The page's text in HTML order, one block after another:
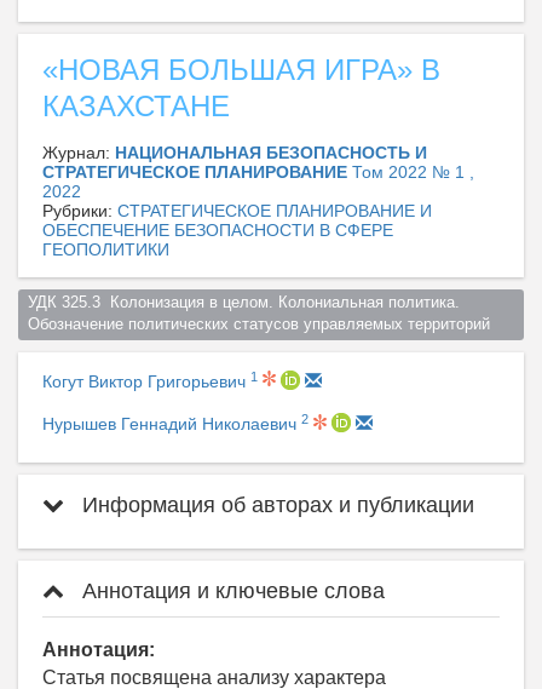
«НОВАЯ БОЛЬШАЯ ИГРА» В
КАЗАХСТАНЕ
Журнал: НАЦИОНАЛЬНАЯ БЕЗОПАСНОСТЬ И
СТРАТЕГИЧЕСКОЕ ПЛАНИРОВАНИЕ Том 2022 № 1 ,
2022
Рубрики: СТРАТЕГИЧЕСКОЕ ПЛАНИРОВАНИЕ И
ОБЕСПЕЧЕНИЕ БЕЗОПАСНОСТИ В СФЕРЕ
ГЕОПОЛИТИКИ
УДК 325.3  Колонизация в целом. Колониальная политика.
Обозначение политических статусов управляемых территорий
Когут Виктор Григорьевич 1
Нурышев Геннадий Николаевич 2
Информация об авторах и публикации
Аннотация и ключевые слова
Аннотация:
Статья посвящена анализу характера